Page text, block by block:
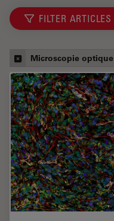
FILTER ARTICLES
Microscopie optique